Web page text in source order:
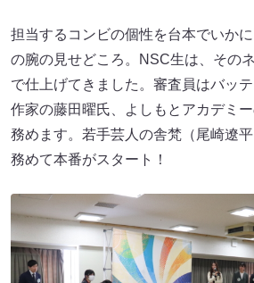
担当するコンビの個性を台本でいか
の腕の見せどころ。NSC生は、その
で仕上げてきました。審査員はバッ
作家の藤田曜氏、よしもとアカデミ
務めます。若手芸人の舎梵（尾崎遼
務めて本番がスタート！